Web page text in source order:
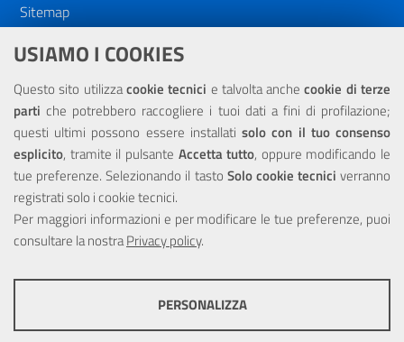
USIAMO I COOKIES
Questo sito utilizzacookie tecnici e talvolta anchecookie di terze
parti che potrebbero raccogliere i tuoi dati a fini di profilazione;
questi ultimi possono essere installatisolo con il tuo consenso
esplicito, tramite il pulsante Accetta tutto, oppure modificando le
tue preferenze. Selezionando il tasto Solo cookie tecnici verranno
registrati solo i cookie tecnici.
Per maggiori informazioni e per modificare le tue preferenze, puoi
consultare la nostraPrivacy policy.
PERSONALIZZA
Sitemap
Dichiarazione di accessibilità
NOTE LEGALI
Privacy
Portale realizzato con la partecipazione finanziaria dell'Unione
Europea tramite i fondi del POR Sicilia 2000/2006 Misura 6.05 -